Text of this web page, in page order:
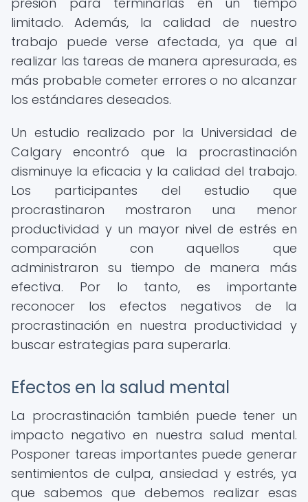
limitado. Además, la calidad de nuestro
trabajo puede verse afectada, ya que al
realizar las tareas de manera apresurada, es
más probable cometer errores o no alcanzar
los estándares deseados.
Un estudio realizado por la Universidad de
Calgary encontró que la procrastinación
disminuye la eficacia y la calidad del trabajo.
Los participantes del estudio que
procrastinaron mostraron una menor
productividad y un mayor nivel de estrés en
comparación con aquellos que
administraron su tiempo de manera más
efectiva. Por lo tanto, es importante
reconocer los efectos negativos de la
procrastinación en nuestra productividad y
buscar estrategias para superarla.
Efectos en la salud mental
La procrastinación también puede tener un
impacto negativo en nuestra salud mental.
Posponer tareas importantes puede generar
sentimientos de culpa, ansiedad y estrés, ya
que sabemos que debemos realizar esas